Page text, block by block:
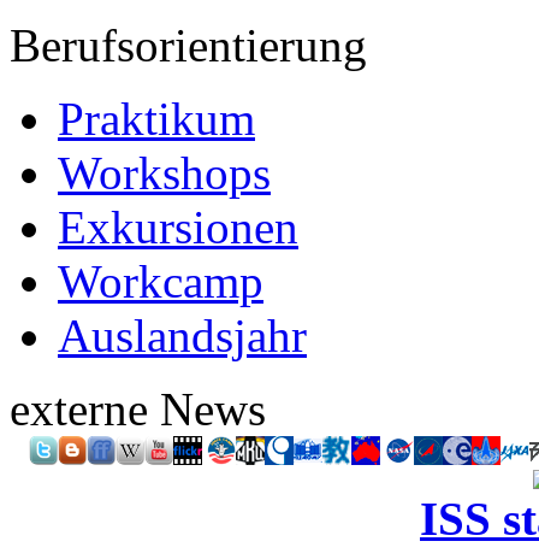
Berufsorientierung
Praktikum
Workshops
Exkursionen
Workcamp
Auslandsjahr
externe News
ISS